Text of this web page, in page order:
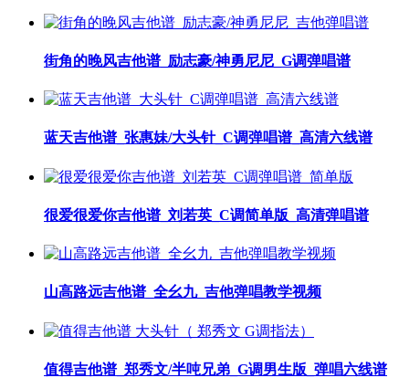
街角的晚风吉他谱_励志豪/神勇尼尼_G调弹唱谱
蓝天吉他谱_张惠妹/大头针_C调弹唱谱_高清六线谱
很爱很爱你吉他谱_刘若英_C调简单版_高清弹唱谱
山高路远吉他谱_全幺九_吉他弹唱教学视频
值得吉他谱_郑秀文/半吨兄弟_G调男生版_弹唱六线谱